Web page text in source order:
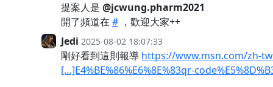
提案人是 @jcwung.pharm2021
開了頻道在 # ，歡迎大家++
Jedi 2025-08-02 18:07:33
剛好看到這則報導 https://www.msn.com/zh-tw/
[…]E4%BE%86%E6%8E%83qr-